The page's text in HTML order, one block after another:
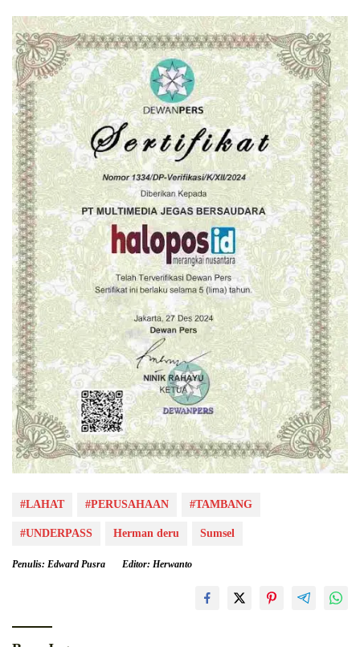
#LAHAT #PERUSAHAAN #TAMBANG
#UNDERPASS Herman deru Sumsel
Penulis: Edward Pusra Editor: Herwanto